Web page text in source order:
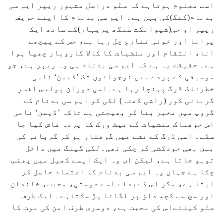
اسے معلوم ہوتاہے کہ سنّو دراصل مشہور ریپر ایم سی
بدنام(کنگ)کی بہن ہے۔ ایم سی بدنام کا اپنے حریف
ریپر او جی(شیوانکت سنگھ پریہار)کے ساتھ ایک
پرانا اور خونی تنازع چل رہا ہے، جس کے پیچھے
انا، انتقام اور منشیات کا کالا کاروبار چھپا ہوا
ہے۔ حقیقت یہ ہے کہ ایم سی بدنام ہی وہ ریپر ہے، جو
موسیقی کے پردے میں نوجوانوں تک ’ڈیمن‘ نامی
خطرناک ڈرگ پہنچا رہا ہے۔اسی دوران پولیس افسر
گربانی کور (راشی کھنہ) لکی کو ایم سی بدنام کے
گروپ میں مخبر بنا کر بھیجتی ہے تاکہ ’ڈیمن‘ نامی
اس خوفناک منشیات کے نیٹ ورک کا پردہ فاش کیا جا
سکے۔ اسی ڈرگ کے نشے میں گرفتار ہو کر گربانی کی
بہن بھی خودکشی کر چکی تھی۔لکی گینگ میں داخل
توہو جاتا ہے، لیکن اب وہ ایک ایسے کھیل میں پھنس
چکا ہے جہاں وہ ایم سی بدنام کا اعتماد حاصل کر
لیتا ہے، مگر اس کےبدلے اسے دوستی، محبت، خاندان
اور سچ سب کچھ داؤ پر لگانا پڑ سکتاہے۔ ایک طرف
صنّو کیلئےاس کی محبت ہے، دوسری طرف امن کی موت کا